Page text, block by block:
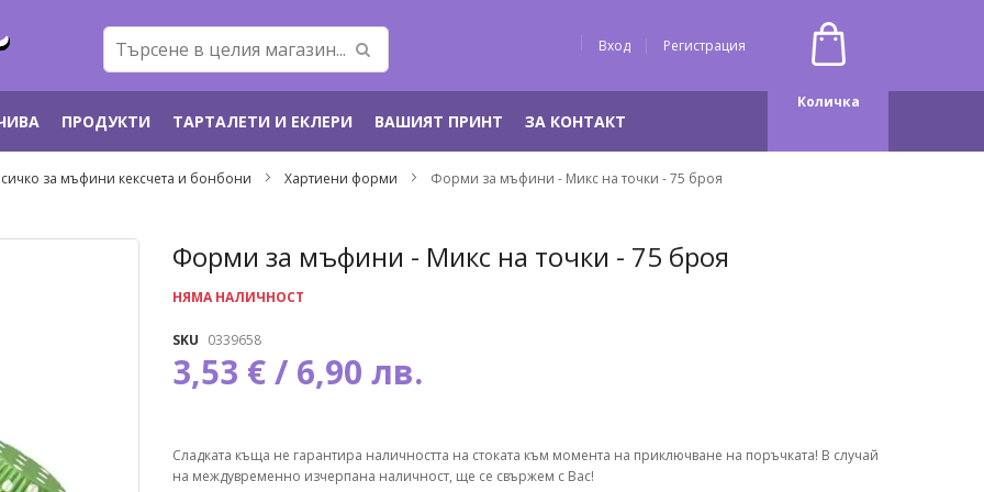
Вход Регистрация
Количка
ПРОДУКТИ ТАРТАЛЕТИ И ЕКЛЕРИ ВАШИЯТ ПРИНТ ЗА КОНТАКТ
за мъфини кексчета и бонбони Хартиени форми Форми за мъфини - Микс на точки - 75 броя
Преминете
началото
галерия
снимки
Форми за мъфини - Микс на точки - 75 броя
НЯМА НАЛИЧНОСТ
SKU 0339658
3,53 € / 6,90 лв.
Сладката къща не гарантира наличността на стоката към момента на приключване на поръчката! В случай
на междувременно изчерпана наличност, ще се свържем с Вас!